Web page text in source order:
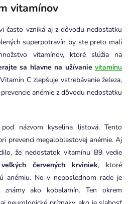
vitamínov
často vzniká aj z dôvodu nedostatku
superpotravín by ste preto mali
vitamínov, ktoré slúžia na
sa hlavne na užívanievitamínu
C zlepšuje vstrebávanie železa,
anémie z dôvodu nedostatku
názvom kyselina listová. Tento
prevenci megaloblastovej anémie. Aj
že nedostatok vitamínu B9 vedie
červených krviniek, ktoré
anémiu. No v neposlednom rade je
ako kobalamín. Ten okrem